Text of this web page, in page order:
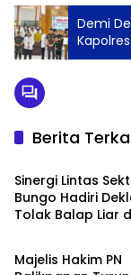
Demi
Berita
Berita
Sinergi Lintas
Bungo Hadiri
Tolak Balap Liar
Berita
Majelis Hakim PN